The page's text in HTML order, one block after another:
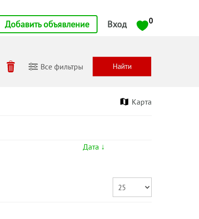
Добавить объявление Вход 0
Все фильтры
Карта
Дата ↓